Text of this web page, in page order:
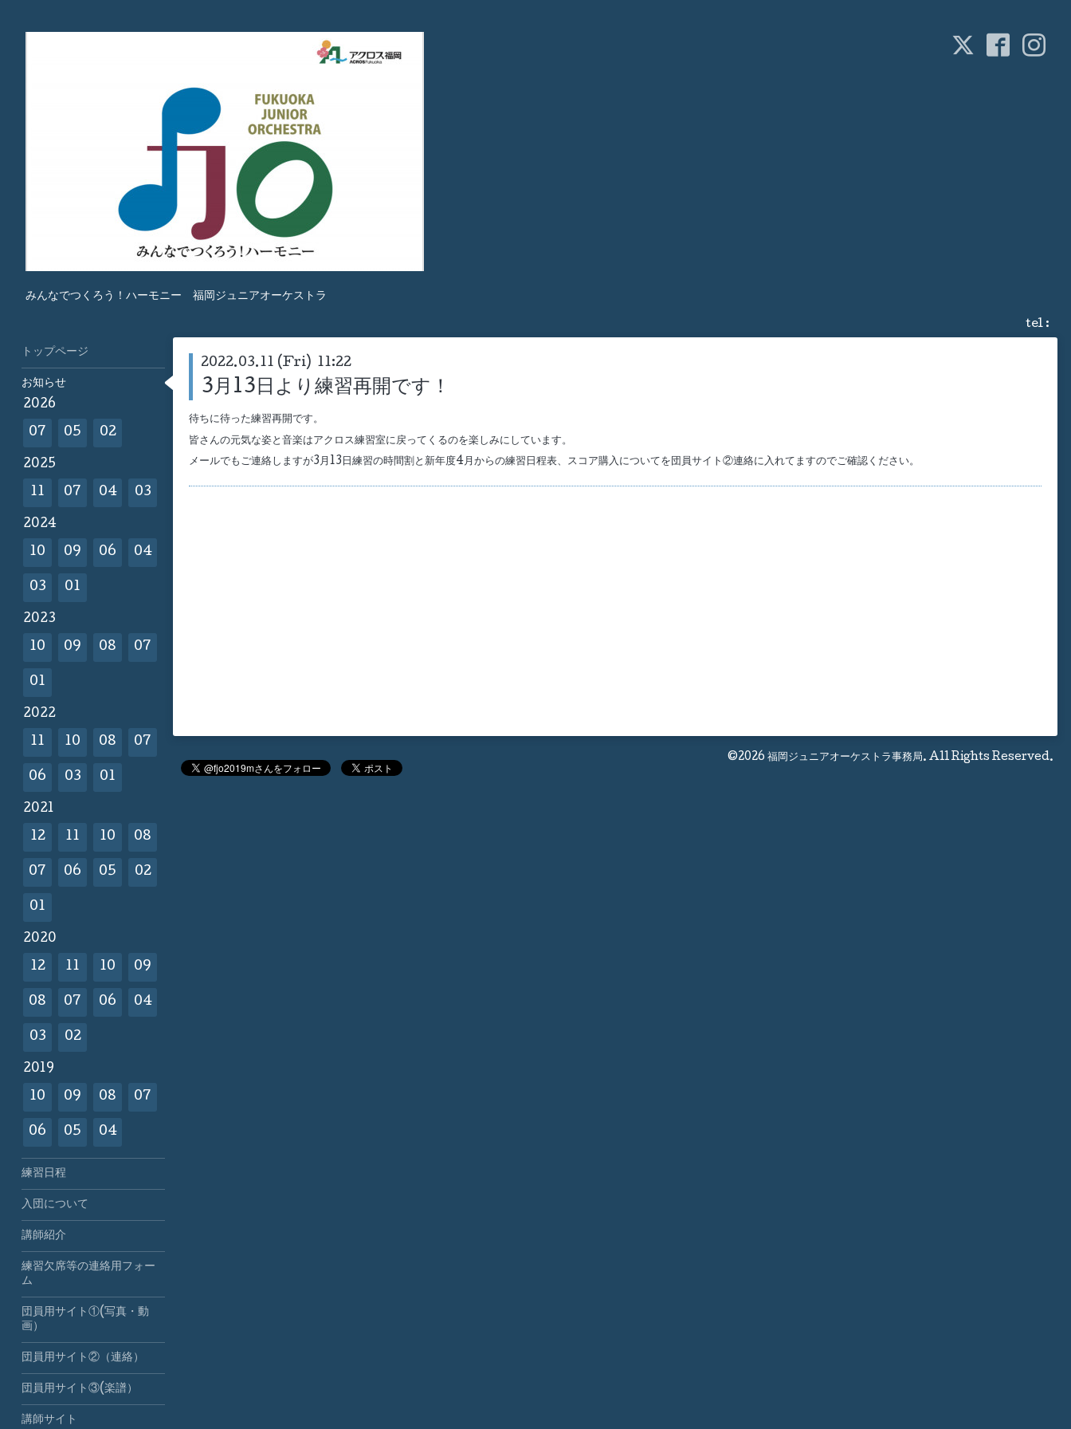
みんなでつくろう！ハーモニー 福岡ジュニアオーケストラ
tel :
2022.03.11 (Fri) 11:22
3月13日より練習再開です！
待ちに待った練習再開です。
皆さんの元気な姿と音楽はアクロス練習室に戻ってくるのを楽しみにしています。
メールでもご連絡しますが3月13日練習の時間割と新年度4月からの練習日程表、スコア購入についてを団員サイト②連絡に入れてますのでご確認ください。
©2026 福岡ジュニアオーケストラ事務局. All Rights Reserved.
トップページ
お知らせ
2026
07 05 02
2025
11 07 04 03
2024
10 09 06 04
03 01
2023
10 09 08 07
01
2022
11 10 08 07
06 03 01
2021
12 11 10 08
07 06 05 02
01
2020
12 11 10 09
08 07 06 04
03 02
2019
10 09 08 07
06 05 04
練習日程
入団について
講師紹介
練習欠席等の連絡用フォー
ム
団員用サイト①(写真・動
画）
団員用サイト②（連絡）
団員用サイト③(楽譜）
講師サイト